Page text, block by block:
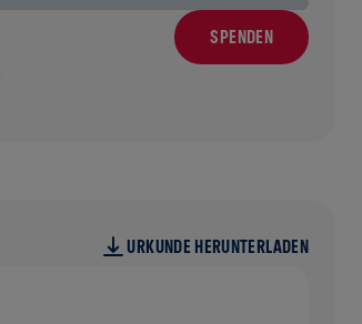
SPENDEN
URKUNDE HERUNTERLADEN